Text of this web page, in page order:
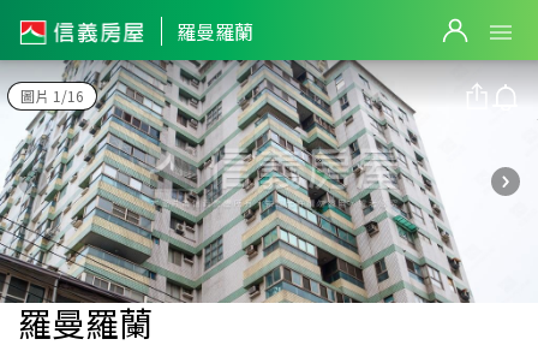
羅曼羅蘭
圖片 1/16
羅曼羅蘭